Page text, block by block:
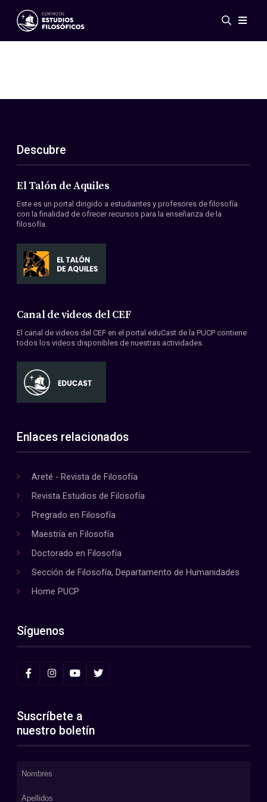
Eventos
ES
EN
Acerca de nosotros
Miembros
Convenios
Descubre
El Talón de Aquiles
Este es un portal dirigido a estudiantes y profesores de filosofía
con la finalidad de ofrecer recursos para la enseñanza de la
filosofía.
Canal de videos del CEF
El canal de videos del CEF en el portal eduCast de la PUCP contiene
todos los videos disponibles de nuestras actividades.
Enlaces relacionados
Areté - Revista de Filosofía
Revista Estudios de Filosofía
Pregrado en Filosofía
Maestría en Filosofía
Doctorado en Filosofía
Sección de Filosofía, Departamento de Humanidades
Home PUCP
Síguenos
Suscríbete a
nuestro boletín